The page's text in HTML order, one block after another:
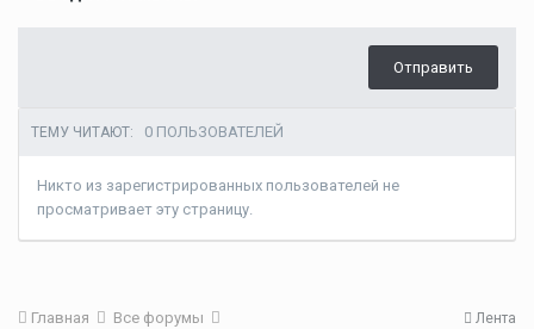
Отправить
ТЕМУ ЧИТАЮТ: 0 ПОЛЬЗОВАТЕЛЕЙ
Никто из зарегистрированных пользователей не
просматривает эту страницу.
Лента
Главная
Все форумы